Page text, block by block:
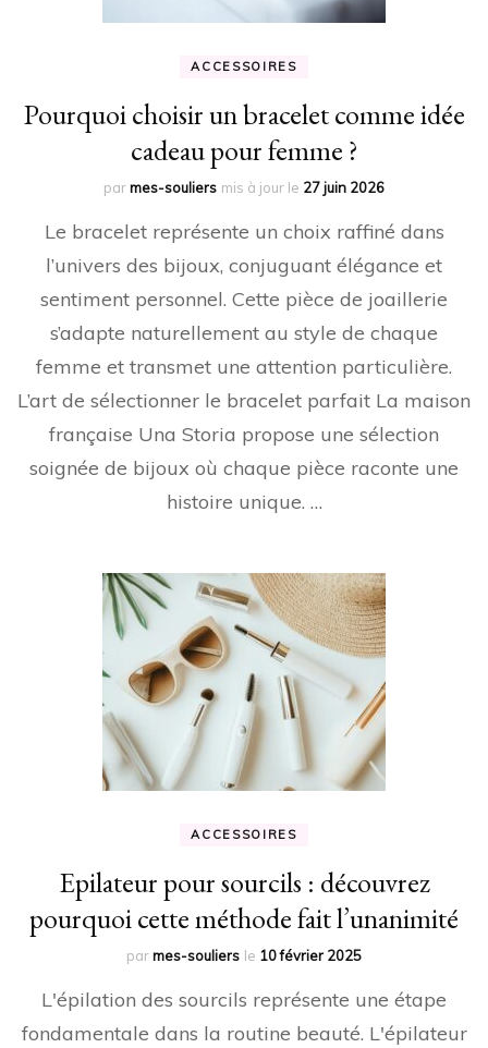
ACCESSOIRES
Pourquoi choisir un bracelet comme idée
cadeau pour femme ?
parmes-souliers mis à jour le 27 juin 2026
Le bracelet représente un choix raffiné dans
l’univers des bijoux, conjuguant élégance et
sentiment personnel. Cette pièce de joaillerie
s’adapte naturellement au style de chaque
femme et transmet une attention particulière.
L’art de sélectionner le bracelet parfait La maison
française Una Storia propose une sélection
soignée de bijoux où chaque pièce raconte une
histoire unique. …
ACCESSOIRES
Epilateur pour sourcils : découvrez
pourquoi cette méthode fait l’unanimité
parmes-souliers le 10 février 2025
L'épilation des sourcils représente une étape
fondamentale dans la routine beauté. L'épilateur